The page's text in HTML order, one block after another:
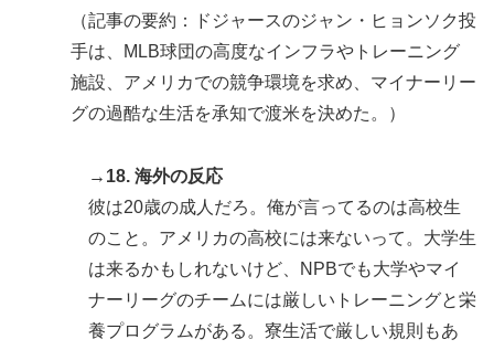
（記事の要約：ドジャースのジャン・ヒョンソク投
手は、MLB球団の高度なインフラやトレーニング
施設、アメリカでの競争環境を求め、マイナーリー
グの過酷な生活を承知で渡米を決めた。）
→18. 海外の反応
彼は20歳の成人だろ。俺が言ってるのは高校生
のこと。アメリカの高校には来ないって。大学生
は来るかもしれないけど、NPBでも大学やマイ
ナーリーグのチームには厳しいトレーニングと栄
養プログラムがある。寮生活で厳しい規則もあ